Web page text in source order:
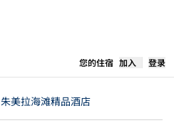
您的住宿, 在新标签
加入 登录
朱美拉海滩精品酒店